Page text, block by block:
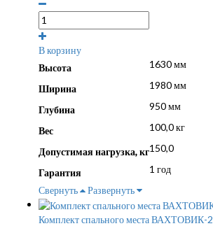
В корзину
Высота
1630 мм
Ширина 1980 мм
Глубина 950 мм
Вес 100,0 кг
Допустимая нагрузка, кг150,0
Гарантия
1 год
Свернуть
Развернуть
Комплект спального места ВАХТОВИК-2